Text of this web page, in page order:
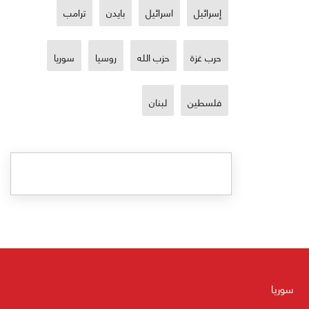
إسرائيل اسرائيل بايدن ترامب
حرب غزة حزب الله روسيا سوريا
فلسطين لبنان
سوريا